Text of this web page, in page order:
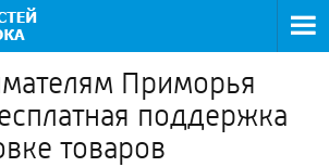
Приморья
поддержка
товаров